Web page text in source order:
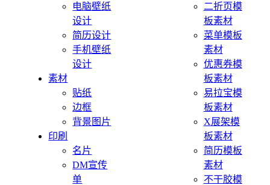
电脑壁纸
设计
简历设计
手机壁纸
设计
素材
贴纸
边框
背景图片
印刷
名片
DM宣传
单
二折页模
板素材
菜单模板
素材
优惠券模
板素材
易拉宝模
板素材
X展架模
板素材
简历模板
素材
不干胶模